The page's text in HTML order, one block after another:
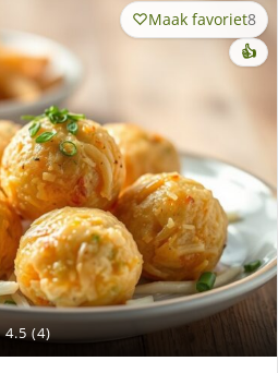
4.5 (4)
Maak favoriet8
👍